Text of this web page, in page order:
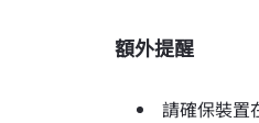
額外提醒
請確保裝置